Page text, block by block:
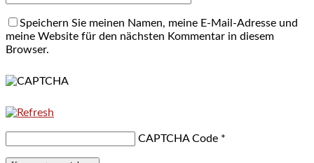
Speichern Sie meinen Namen, meine E-Mail-Adresse und
meine Website für den nächsten Kommentar in diesem
Browser.
CAPTCHA Code *